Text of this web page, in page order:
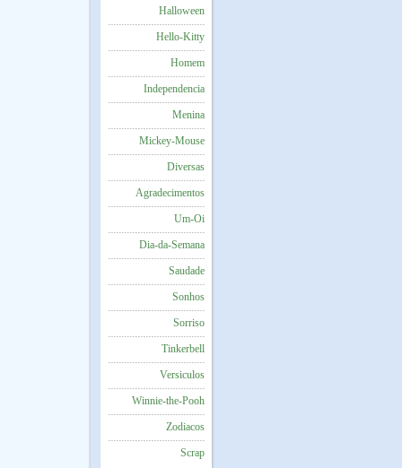
Halloween
Hello-Kitty
Homem
Independencia
Menina
Mickey-Mouse
Diversas
Agradecimentos
Um-Oi
Dia-da-Semana
Saudade
Sonhos
Sorriso
Tinkerbell
Versiculos
Winnie-the-Pooh
Zodiacos
Scrap